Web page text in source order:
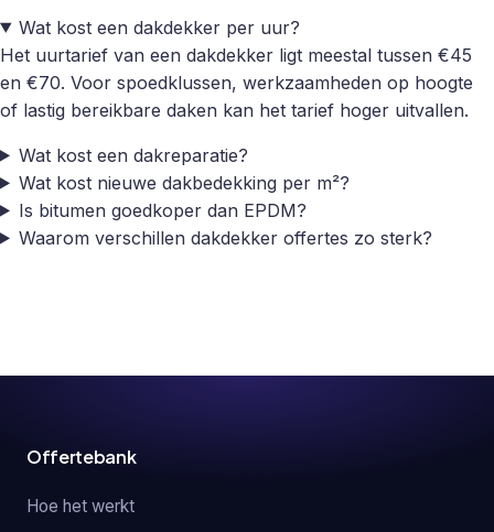
Wat kost een dakdekker per uur?
Het uurtarief van een dakdekker ligt meestal tussen €45
en €70. Voor spoedklussen, werkzaamheden op hoogte
of lastig bereikbare daken kan het tarief hoger uitvallen.
Wat kost een dakreparatie?
Wat kost nieuwe dakbedekking per m²?
Is bitumen goedkoper dan EPDM?
Waarom verschillen dakdekker offertes zo sterk?
Offertebank
Hoe het werkt